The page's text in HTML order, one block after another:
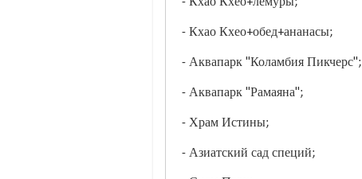
- Кхао Кхео+лемуры;
- Кхао Кхео+обед+ананасы;
- Аквапарк "Коламбия Пикчерс";
- Аквапарк "Рамаяна";
- Храм Истины;
- Азиатский сад специй;